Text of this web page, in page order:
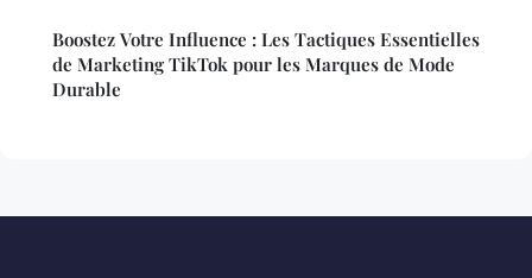
Boostez Votre Influence : Les Tactiques Essentielles
de Marketing TikTok pour les Marques de Mode
Durable